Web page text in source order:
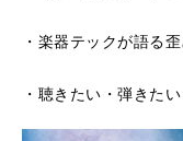
・楽器テックが語る
・聴きたい・弾きた